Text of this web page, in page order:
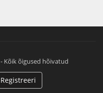
Kõik õigused hõivatud
Registreeri